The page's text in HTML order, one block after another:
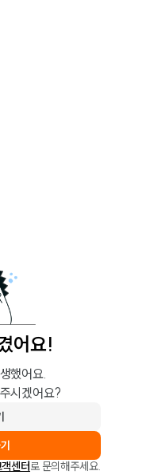
어요!
했어요.
시겠어요?
센터로 문의해주세요.